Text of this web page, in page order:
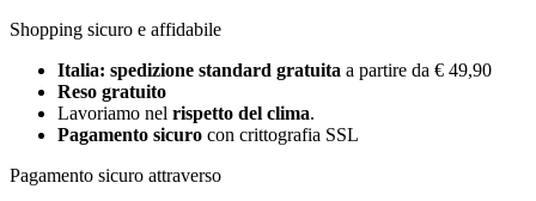
Shopping sicuro e affidabile
Italia: spedizione standard gratuita a partire da € 49,90
Reso gratuito
Lavoriamo nel rispetto del clima.
Pagamento sicuro con crittografia SSL
Pagamento sicuro attraverso